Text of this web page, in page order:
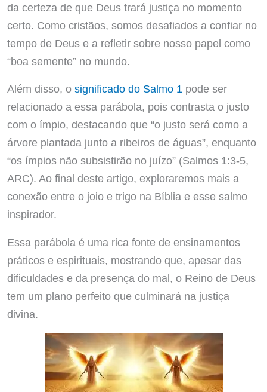
da certeza de que Deus trará justiça no momento
certo. Como cristãos, somos desafiados a confiar no
tempo de Deus e a refletir sobre nosso papel como
“boa semente” no mundo.
Além disso, o significado do Salmo 1 pode ser
relacionado a essa parábola, pois contrasta o justo
com o ímpio, destacando que “o justo será como a
árvore plantada junto a ribeiros de águas”, enquanto
“os ímpios não subsistirão no juízo” (Salmos 1:3-5,
ARC). Ao final deste artigo, exploraremos mais a
conexão entre o joio e trigo na Bíblia e esse salmo
inspirador.
Essa parábola é uma rica fonte de ensinamentos
práticos e espirituais, mostrando que, apesar das
dificuldades e da presença do mal, o Reino de Deus
tem um plano perfeito que culminará na justiça
divina.